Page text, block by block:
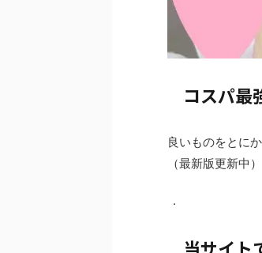
コスパ最
良いものをとに
（最新版更新中）
.
当サイト